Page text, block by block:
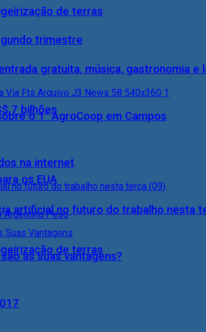
trimestre
7 bilhões
os EUA
de terras
de terras
gratuita, música, gastronomia e
o 1° AgroCoop em Campos
na internet
artificial no futuro do trabalho nesta
as suas vantagens?